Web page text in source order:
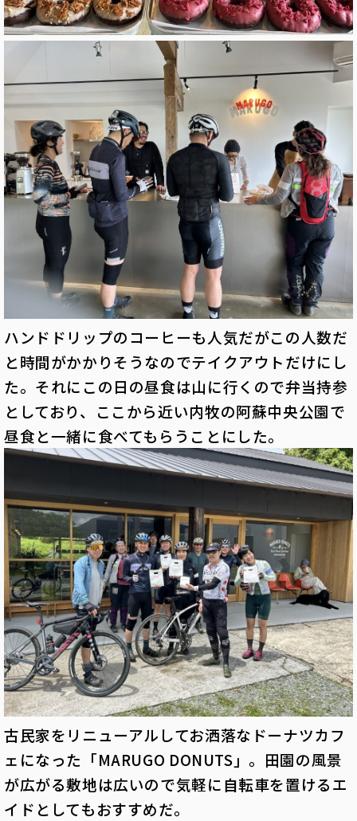
ハンドドリップのコーヒーも人気だがこの人数だ
と時間がかかりそうなのでテイクアウトだけにし
た。それにこの日の昼食は山に行くので弁当持参
としており、ここから近い内牧の阿蘇中央公園で
昼食と一緒に食べてもらうことにした。
古民家をリニューアルしてお洒落なドーナツカフ
ェになった「MARUGO DONUTS」。田園の風景
が広がる敷地は広いので気軽に自転車を置けるエ
イドとしてもおすすめだ。